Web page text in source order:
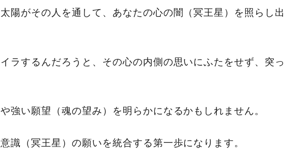
陽がその人を通して、あなたの心の闇（冥王星）を照らし出
ラするんだろうと、その心の内側の思いにふたをせず、突っ
強い願望（魂の望み）を明らかになるかもしれません。
識（冥王星）の願いを統合する第一歩になります。